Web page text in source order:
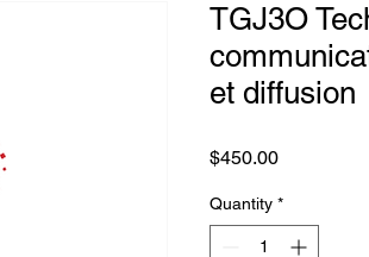
TGJ3O
et diffusion
$450.00Price
Quantity *